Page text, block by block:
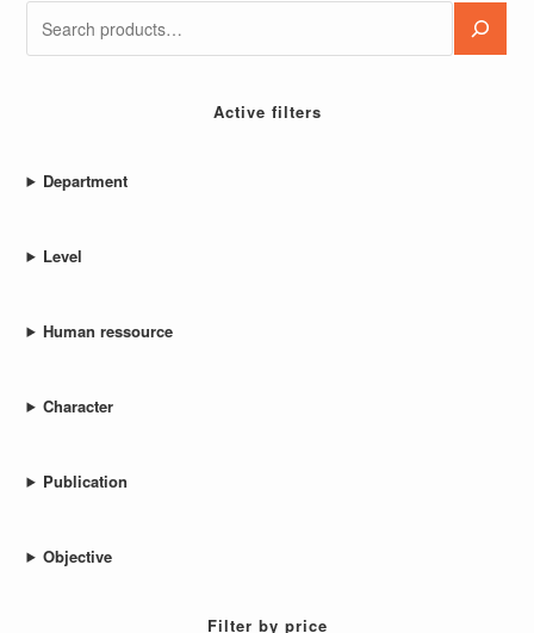
Active filters
Department
Level
Human ressource
Character
Publication
Objective
Filter by price